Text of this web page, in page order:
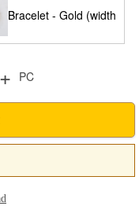
6mm, length 50cm)
Bracelet - Gold (width
6mm, length 20cm)
+ PC